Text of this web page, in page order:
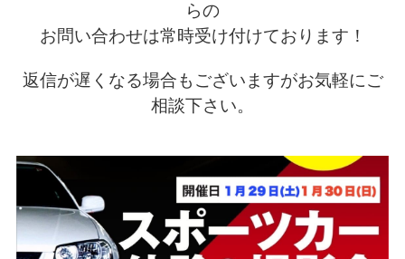
らの
お問い合わせは常時受け付けております！
返信が遅くなる場合もございますがお気軽にご
相談下さい。